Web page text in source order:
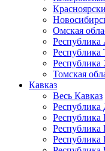
Омская
Республика
Республика
Республика
Томская
Кавказ
Весь Кавказ
Республика
Республика
Республика